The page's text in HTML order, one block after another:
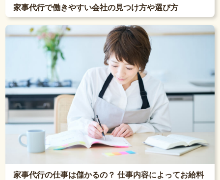
家事代行で働きやすい会社の見つけ方や選び方
家事代行の仕事は儲かるの？ 仕事内容によってお給料